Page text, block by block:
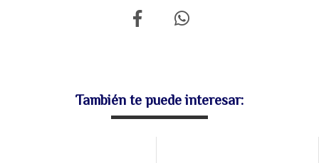
También te puede interesar: